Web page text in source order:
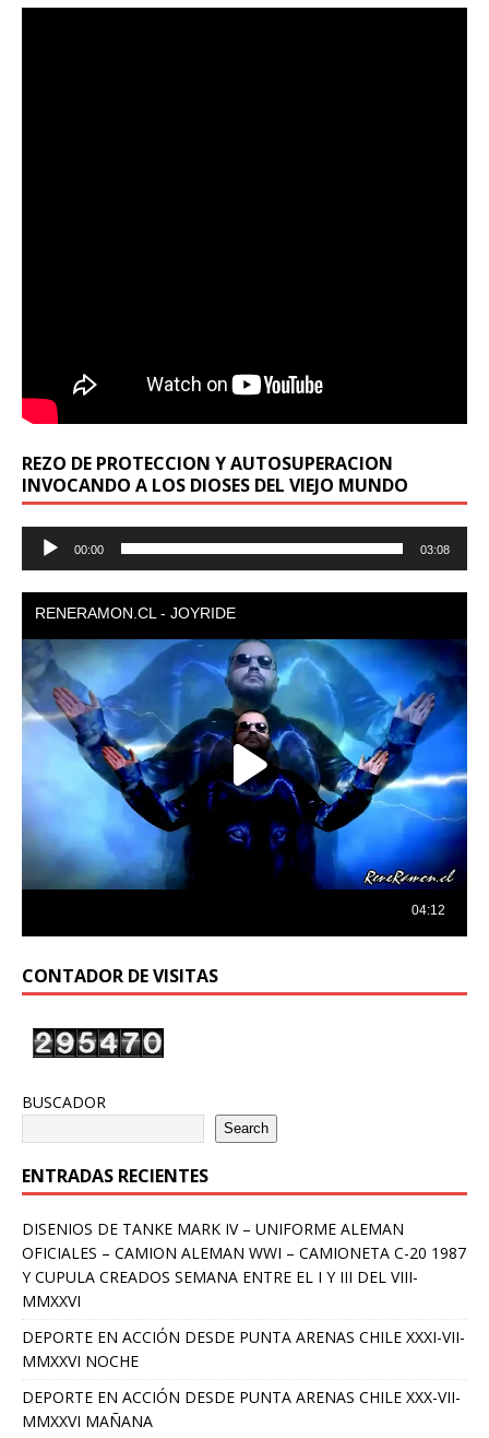
REZO DE PROTECCION Y AUTOSUPERACION
INVOCANDO A LOS DIOSES DEL VIEJO MUNDO
Reproductor
00:00 03:08
CONTADOR DE VISITAS
BUSCADOR
Search
ENTRADAS RECIENTES
DISENIOS DE TANKE MARK IV – UNIFORME ALEMAN
OFICIALES – CAMION ALEMAN WWI – CAMIONETA C-20 1987
Y CUPULA CREADOS SEMANA ENTRE EL I Y III DEL VIII-
MMXXVI
DEPORTE EN ACCIÓN DESDE PUNTA ARENAS CHILE XXXI-VII-
MMXXVI NOCHE
DEPORTE EN ACCIÓN DESDE PUNTA ARENAS CHILE XXX-VII-
MMXXVI MAÑANA